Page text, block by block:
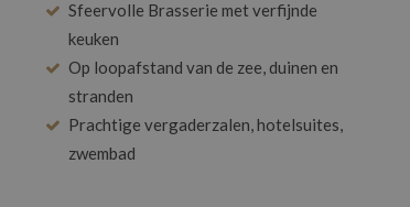
Sfeervolle Brasserie met verfijnde
keuken
Op loopafstand van de zee, duinen en
stranden
Prachtige vergaderzalen, hotelsuites,
zwembad